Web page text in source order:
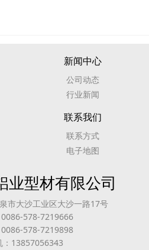
新闻中心
公司动态
行业新闻
联系我们
联系方式
电子地图
业型材有限公司
市大沙工业区大沙一路17号
578-7219666
578-7219898
：13857056343